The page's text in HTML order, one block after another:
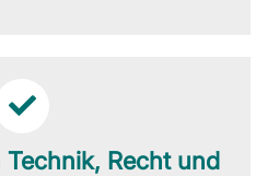
Recht und